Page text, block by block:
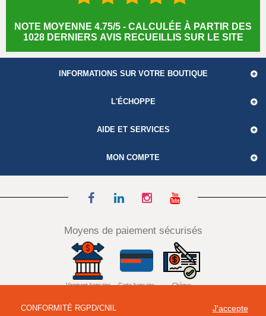
CONFORMITÉ RGPD/CNIL J'accepte
NOTE MOYENNE 4.75/5 - CALCULÉE À PARTIR DES
1028 DERNIERS AVIS RECUEILLIS SUR LE SITE
INFORMATIONS SUR VOTRE BOUTIQUE
L'ÉCHOPPE
AIDE ET SERVICES
MON COMPTE
Moyens de paiement sécurisés
Virement bancaire Carte bancaire Chèque